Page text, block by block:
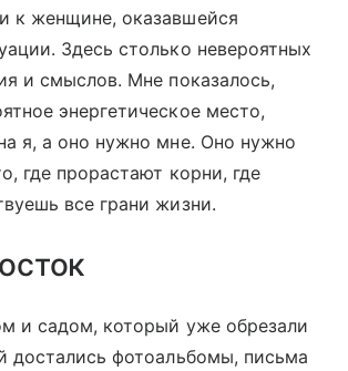
к женщине, оказавшейся
Здесь столько невероятных
и смыслов. Мне показалось,
энергетическое место,
я, а оно нужно мне. Оно нужно
где прорастают корни, где
все грани жизни.
и садом, который уже обрезали
достались фотоальбомы, письма